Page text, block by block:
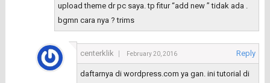
upload theme dr pc saya. tp fitur “add new ” tidak ada .
bgmn cara nya ? trims
centerklik February 20, 2016 Reply
daftarnya di wordpress.com ya gan. ini tutorial di